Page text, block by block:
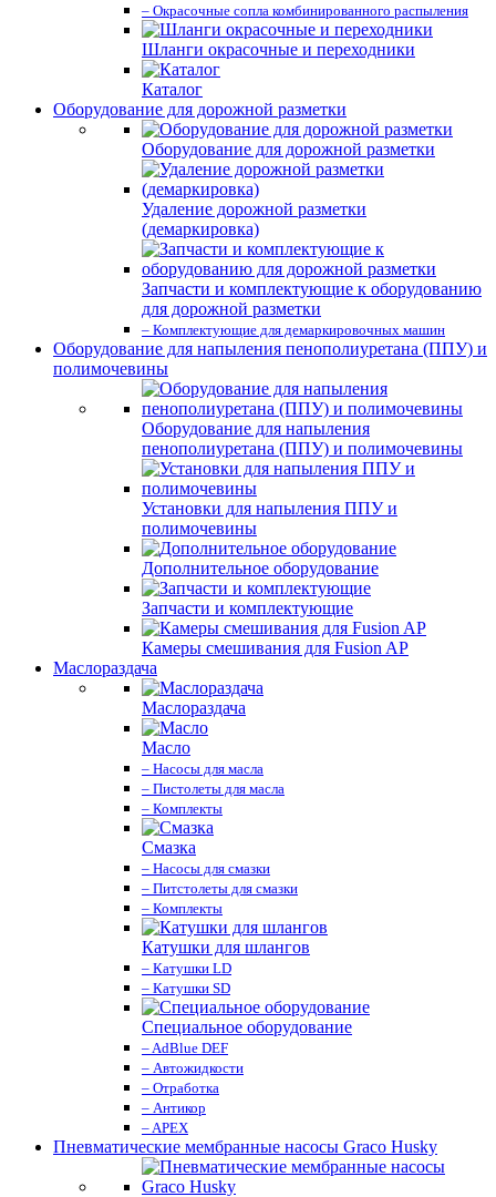
– Окрасочные сопла комбинированного распыления
Шланги окрасочные и переходники
Каталог
Оборудование для дорожной разметки
Оборудование для дорожной разметки
Удаление дорожной разметки
(демаркировка)
Запчасти и комплектующие к оборудованию
для дорожной разметки
– Комплектующие для демаркировочных машин
Оборудование для напыления пенополиуретана (ППУ) и
полимочевины
Оборудование для напыления
пенополиуретана (ППУ) и полимочевины
Установки для напыления ППУ и
полимочевины
Дополнительное оборудование
Запчасти и комплектующие
Камеры смешивания для Fusion AP
Маслораздача
Маслораздача
Масло
– Насосы для масла
– Пистолеты для масла
– Комплекты
Смазка
– Насосы для смазки
– Питстолеты для смазки
– Комплекты
Катушки для шлангов
– Катушки LD
– Катушки SD
Специальное оборудование
– AdBlue DEF
– Автожидкости
– Отработка
– Антикор
– APEX
Пневматические мембранные насосы Graco Husky